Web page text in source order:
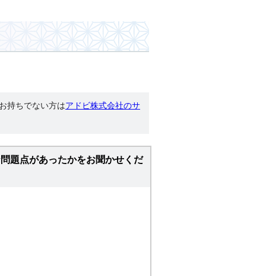
持ちでない方はアドビ株式会社のサ
題点があったかをお聞かせくだ